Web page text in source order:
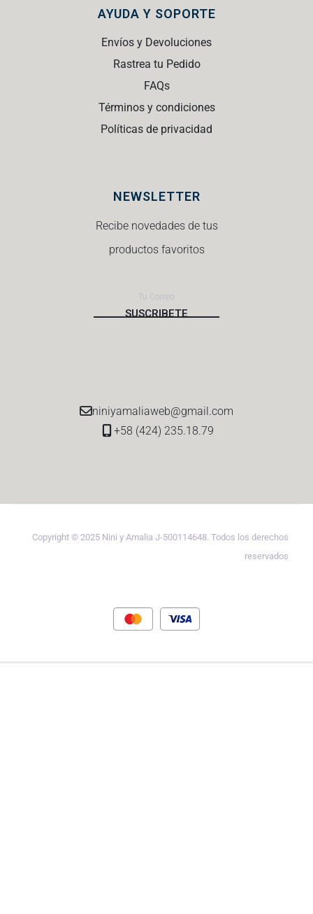
AYUDA Y SOPORTE
Envíos y Devoluciones
Rastrea tu Pedido
FAQs
Términos y condiciones
Políticas de privacidad
NEWSLETTER
Recibe novedades de tus
productos favoritos
niniyamaliaweb@gmail.com
+58 (424) 235.18.79
Copyright © 2025 Nini y Amalia J-500114648. Todos los derechos
reservados